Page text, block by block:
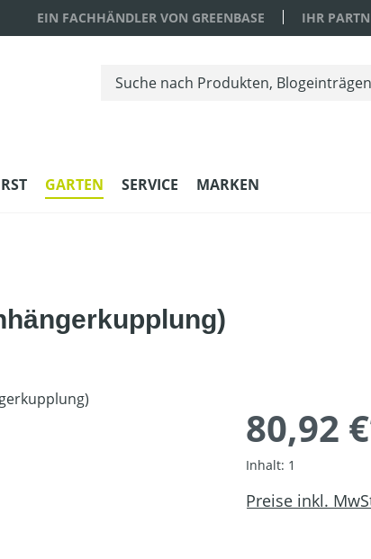
EIN FACHHÄNDLER VON GREENBASE IHR
GARTEN SERVICE MARKEN
80,92
Inhalt: 1
Preise inkl.